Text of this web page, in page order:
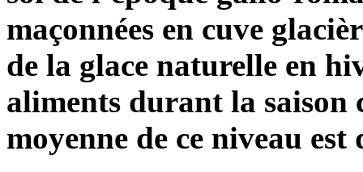
maçonnées en cuve
de la glace naturelle en
aliments durant la saison
moyenne de ce niveau est